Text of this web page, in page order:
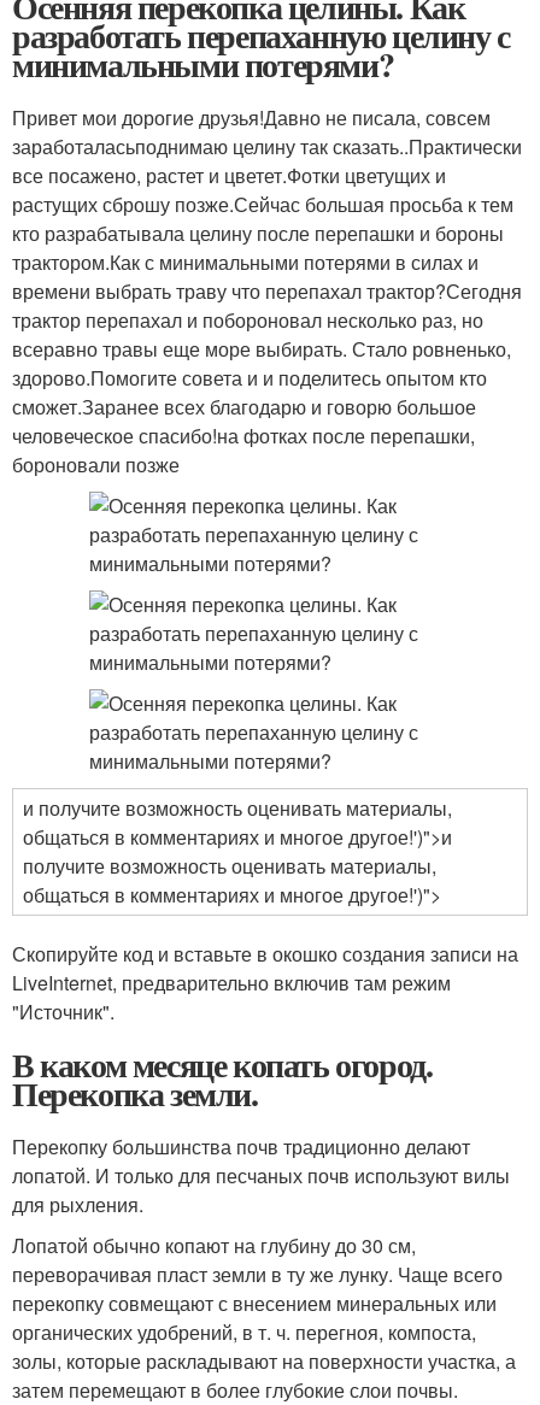
разработать перепаханную целину с
минимальными потерями?
Привет мои дорогие друзья!Давно не писала, совсем
заработаласьподнимаю целину так сказать..Практически
все посажено, растет и цветет.Фотки цветущих и
растущих сброшу позже.Сейчас большая просьба к тем
кто разрабатывала целину после перепашки и бороны
трактором.Как с минимальными потерями в силах и
времени выбрать траву что перепахал трактор?Сегодня
трактор перепахал и побороновал несколько раз, но
всеравно травы еще море выбирать. Стало ровненько,
здорово.Помогите совета и и поделитесь опытом кто
сможет.Заранее всех благодарю и говорю большое
человеческое спасибо!на фотках после перепашки,
бороновали позже
и получите возможность оценивать материалы,
общаться в комментариях и многое другое!')">и
получите возможность оценивать материалы,
общаться в комментариях и многое другое!')">
Скопируйте код и вставьте в окошко создания записи на
LiveInternet, предварительно включив там режим
"Источник".
В каком месяце копать огород.
Перекопка земли.
Перекопку большинства почв традиционно делают
лопатой. И только для песчаных почв используют вилы
для рыхления.
Лопатой обычно копают на глубину до 30 см,
переворачивая пласт земли в ту же лунку. Чаще всего
перекопку совмещают с внесением минеральных или
органических удобрений, в т. ч. перегноя, компоста,
золы, которые раскладывают на поверхности участка, а
затем перемещают в более глубокие слои почвы.